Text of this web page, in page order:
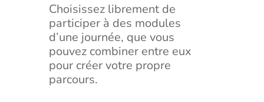
Choisissez librement de
participer à des modules
d’une journée, que vous
pouvez combiner entre eux
pour créer votre propre
parcours.